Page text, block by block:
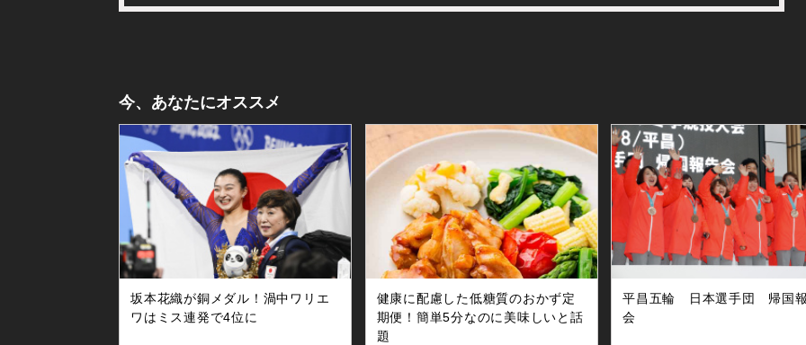
今、あなたにオススメ
坂本花織が銅メダル！渦中ワリエ
ワはミス連発で4位に
健康に配慮した低糖質のおかず定
期便！簡単5分なのに美味しいと話
題
平昌五輪 日本選手団 帰国
会